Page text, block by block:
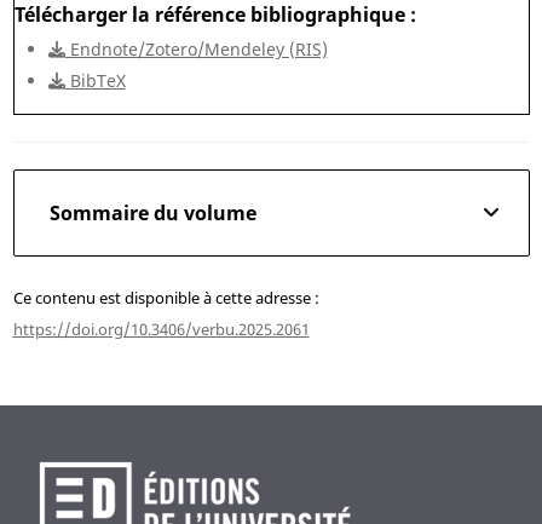
Télécharger la référence bibliographique
Endnote/Zotero/Mendeley (RIS)
BibTeX
Sommaire du volume
Ce contenu est disponible à cette adresse :
https://doi.org/10.3406/verbu.2025.2061